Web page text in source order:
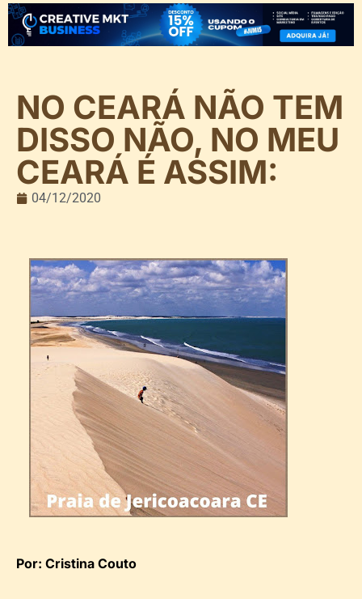
NO CEARÁ NÃO TEM
DISSO NÃO, NO MEU
CEARÁ É ASSIM:
04/12/2020
Por: Cristina Couto